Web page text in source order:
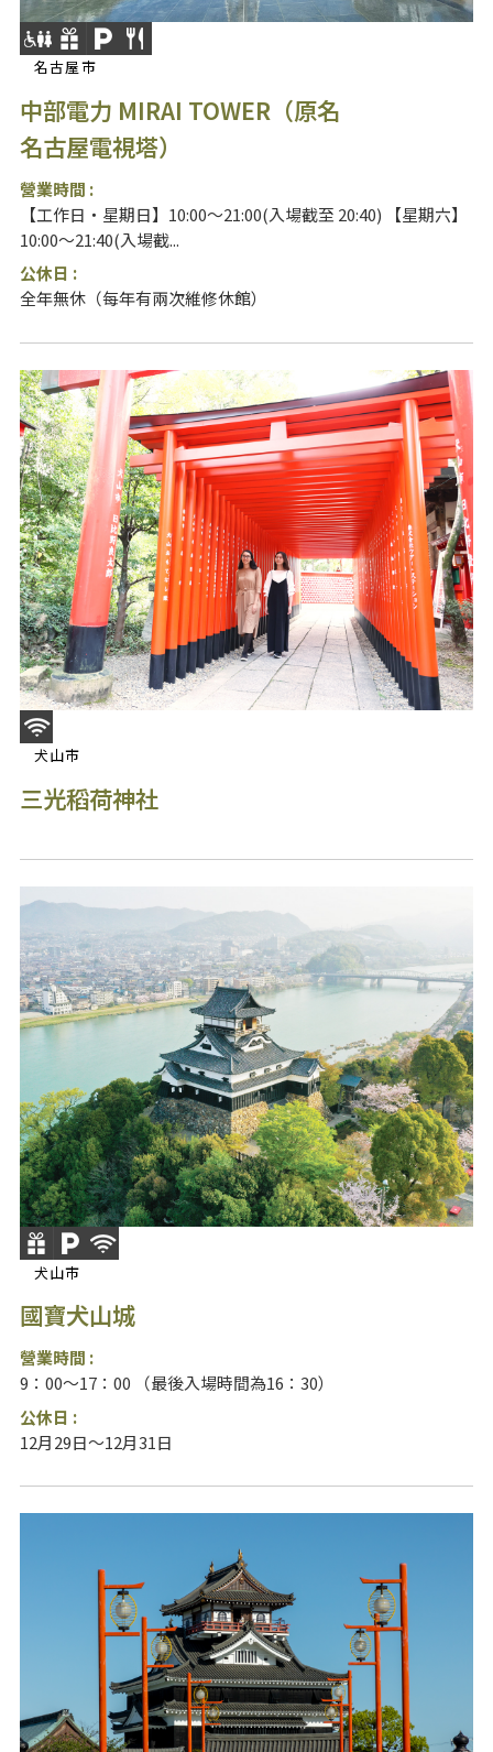
名古屋市
中部電力 MIRAI TOWER（原名
名古屋電視塔）
營業時間 :
【工作日・星期日】10:00～21:00(入場截至 20:40) 【星期六】
10:00～21:40(入場截...
公休日 :
全年無休（每年有兩次維修休館）
犬山市
三光稻荷神社
犬山市
國寶犬山城
營業時間 :
9：00～17：00 （最後入場時間為16：30）
公休日 :
12月29日～12月31日